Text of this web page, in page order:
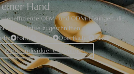
einer Hand
OEM- und ODM-Lösungen, die
Bedürfnisse zugeschnitten sind.
Form Größe Oberfläche
Paket
Mehr individuelle Lösungen